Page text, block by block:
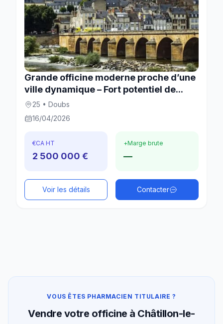
Grande officine moderne proche d’une
ville dynamique – Fort potentiel de...
25 • Doubs
16/04/2026
€CA HT
2 500 000 €
+Marge brute
—
Voir les détails Contacter
VOUS ÊTES PHARMACIEN TITULAIRE ?
Vendre votre officine à Châtillon-le-